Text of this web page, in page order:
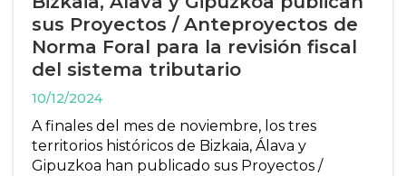
sus Proyectos / Anteproyectos de
Norma Foral para la revisión fiscal
del sistema tributario
10/12/2024
A finales del mes de noviembre, los tres
territorios históricos de Bizkaia, Álava y
Gipuzkoa han publicado sus Proyectos /